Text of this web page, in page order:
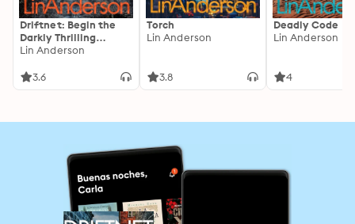
Driftnet: Begin the
Darkly Thrilling
Scottish Crime Series
Lin Anderson
3.6
Torch
Lin Anderson
3.8
Deadly Code
Lin Anderson
4